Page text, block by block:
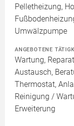
Pelletheizung,
Umwälzpumpe
ANGEBOTENE
Wartung,
Austausch,
Thermostat,
Reinigung /
Erweiterung